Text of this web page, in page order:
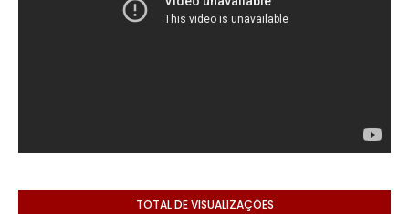
TOTAL DE VISUALIZAÇÕES